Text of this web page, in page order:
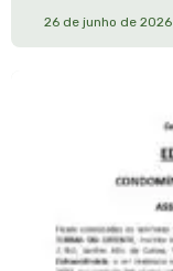
26 de junho de 2026